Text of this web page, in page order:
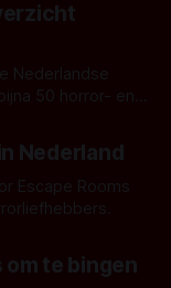
Nederlandse
50 horror- en
Nederland
Escape Rooms
te bingen